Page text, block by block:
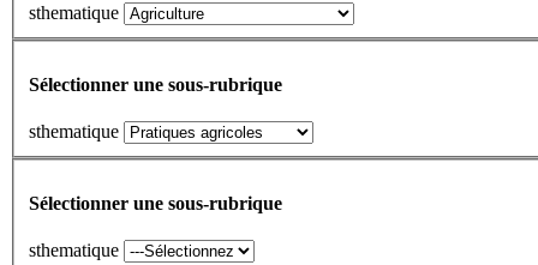
sthematique
Sélectionner une sous-rubrique
sthematique
Sélectionner une sous-rubrique
sthematique